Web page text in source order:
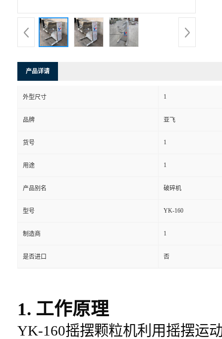
产品详请
外型尺寸 1
品牌 亚飞
货号 1
用途 1
产品别名 破碎机
型号 YK-160
制造商 1
是否进口 否
1. 工作原理
YK-160摇摆颗粒机利用摇摆运